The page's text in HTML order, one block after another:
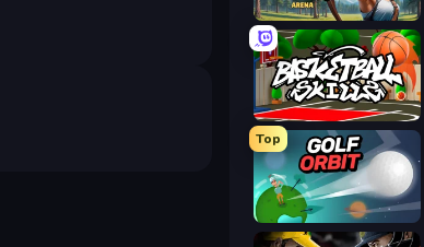
Archers Arena
Basketball Skills
Top
Golf Orbit